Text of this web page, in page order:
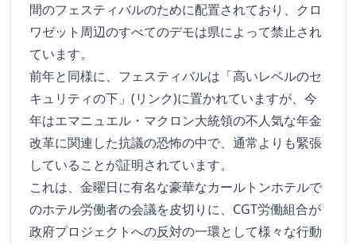
間のフェスティバルのために配置されており、クロ
ワゼット周辺のすべてのデモは県によって禁止され
ています。
前年と同様に、フェスティバルは「高いレベルのセ
キュリティの下」(リンク)に置かれていますが、今
年はエマニュエル・マクロン大統領の不人気な年金
改革に関連した抗議の恐怖の中で、通常よりも緊張
していることが証明されています。
これは、金曜日に有名な豪華なカールトンホテルで
のホテル労働者の会議を皮切りに、CGT労働組合が
政府プロジェクトへの反対の一環として様々な行動